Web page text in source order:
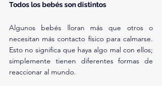
Todos los bebés son distintos
Algunos bebés lloran más que otros o
necesitan más contacto físico para calmarse.
Esto no significa que haya algo mal con ellos;
simplemente tienen diferentes formas de
reaccionar al mundo.